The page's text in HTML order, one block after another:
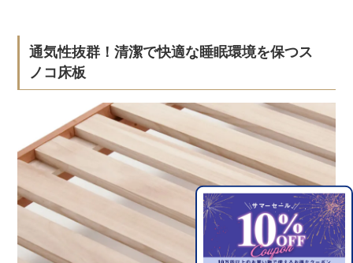
通気性抜群！清潔で快適な睡眠環境を保つス
ノコ床板